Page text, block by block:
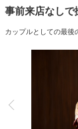
衣装
オプション
アクセス/TEL
事前来店なしで
カップルとしての最後